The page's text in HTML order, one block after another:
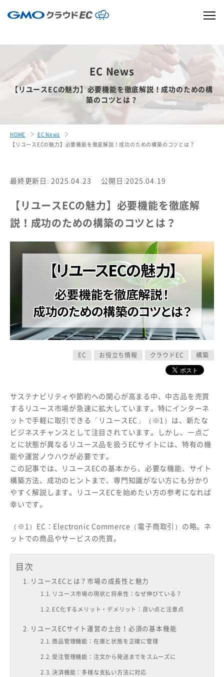
EC News
【リユースECの魅力】必要機能を徹底解説！成功のための構
築のコツとは？
HOME
EC News
【リユースECの魅力】必要機能を徹底解説！成功のための構築のコツとは？
最終更新日: 2025.04.23 公開日:2025.04.19
【リユースECの魅力】必要機能を徹底解
説！成功のための構築のコツとは？
EC お役立ち情報 クラウドEC 構築
サステナビリティや節約への関心が高まる中、中古品を売買
するリユース市場が急速に拡大しています。特にインターネ
ットで手軽に取引できる「リユースEC」（※1）は、新たな
ビジネスチャンスとして注目されています。しかし、一点ご
とに状態が異なるリユース品を扱うECサイトには、特有の機
能や運営ノウハウが必要です。
この記事では、リユースECの基本から、必要な機能、サイト
構築方法、成功のヒントまで、専門知識がない方にも分かり
やすく解説します。リユースECを始めたい方の参考になれば
幸いです。
（※1）EC：Electronic Commerce（電子商取引）の略。ネ
ットでの商品やサービスの売買。
目次
リユースECとは？市場の成長性と魅力
リユース市場の現状と将来性：なぜ伸びている？
EC化するメリット・デメリット：良い点と注意点
リユースECサイト運営の土台！必須の基本機能
商品管理機能：在庫と状態を正確に管理
受注管理機能：注文から発送までをスムーズに
決済機能：多様な支払い方法に対応